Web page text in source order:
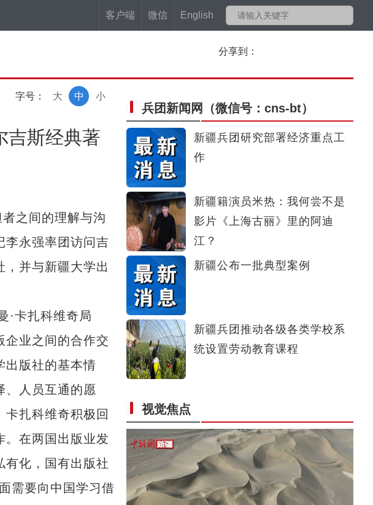
客户端 微信 English
分享到：
字号： 小
中
大
吉斯经典著
之间的理解与沟
李永强率团访问吉
并与新疆大学出
卡扎科维奇局
企业之间的合作交
出版社的基本情
、人员互通的愿
扎科维奇积极回
。在两国出版业发
有化，国有出版社
需要向中国学习借
兵团新闻网 （微信号：cns-bt）
新疆兵团研究部署经济重点工
作
新疆籍演员米热：我何尝不是
影片《上海古丽》里的阿迪
江？
新疆公布一批典型案例
新疆兵团推动各级各类学校系
统设置劳动教育课程
视觉焦点
阿克苏公安文联组织会员赴基层采风